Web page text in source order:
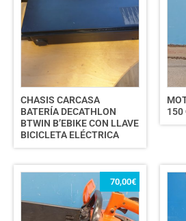
CHASIS CARCASA
BATERÍA DECATHLON
BTWIN B’EBIKE CON LLAVE
BICICLETA ELÉCTRICA
150
70,00€